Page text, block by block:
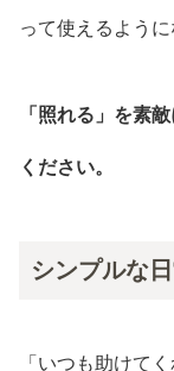
って使えるように
「照れる」を素
ください。
シンプルな
「いつも助けて